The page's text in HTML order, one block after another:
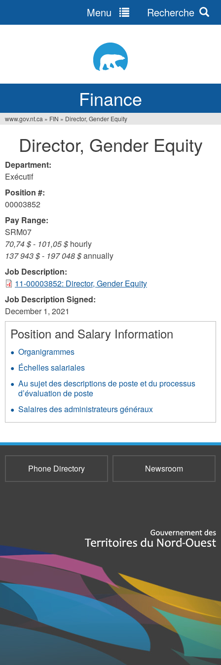
Finance
Menu Recherche
are
here
www.gov.nt.ca » FIN » Director, Gender Equity
Director, Gender Equity
Department:
Exécutif
Position #:
00003852
Pay Range:
SRM07
70,74 $- 101,05 $ hourly
137 943 $- 197 048 $annually
Job Description:
11-00003852: Director, Gender Equity
Job Description Signed:
December 1, 2021
Position and Salary Information
Organigrammes
Échelles salariales
Au sujet des descriptions de poste et du processus
d’évaluation de poste
Salaires des administrateurs généraux
Phone Directory Newsroom